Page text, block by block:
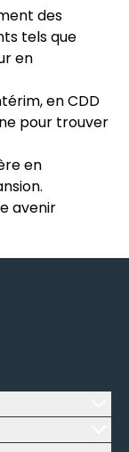
des
tels que
en
en CDD
pour trouver
en
avenir